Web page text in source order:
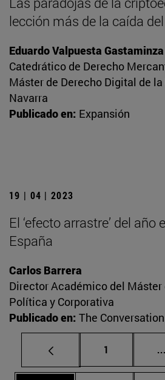
lección más de la caída
Eduardo Valpuesta Gastaminza
Catedrático de Derecho
Máster de Derecho Digital de
Navarra
Publicado en: Expansión
19 | 04 | 2023
El ‘efecto arrastre’ del año
España
Carlos Barrera
Director Académico del
Política y Corporativa
Publicado en: The Conversation
Página
1 ...